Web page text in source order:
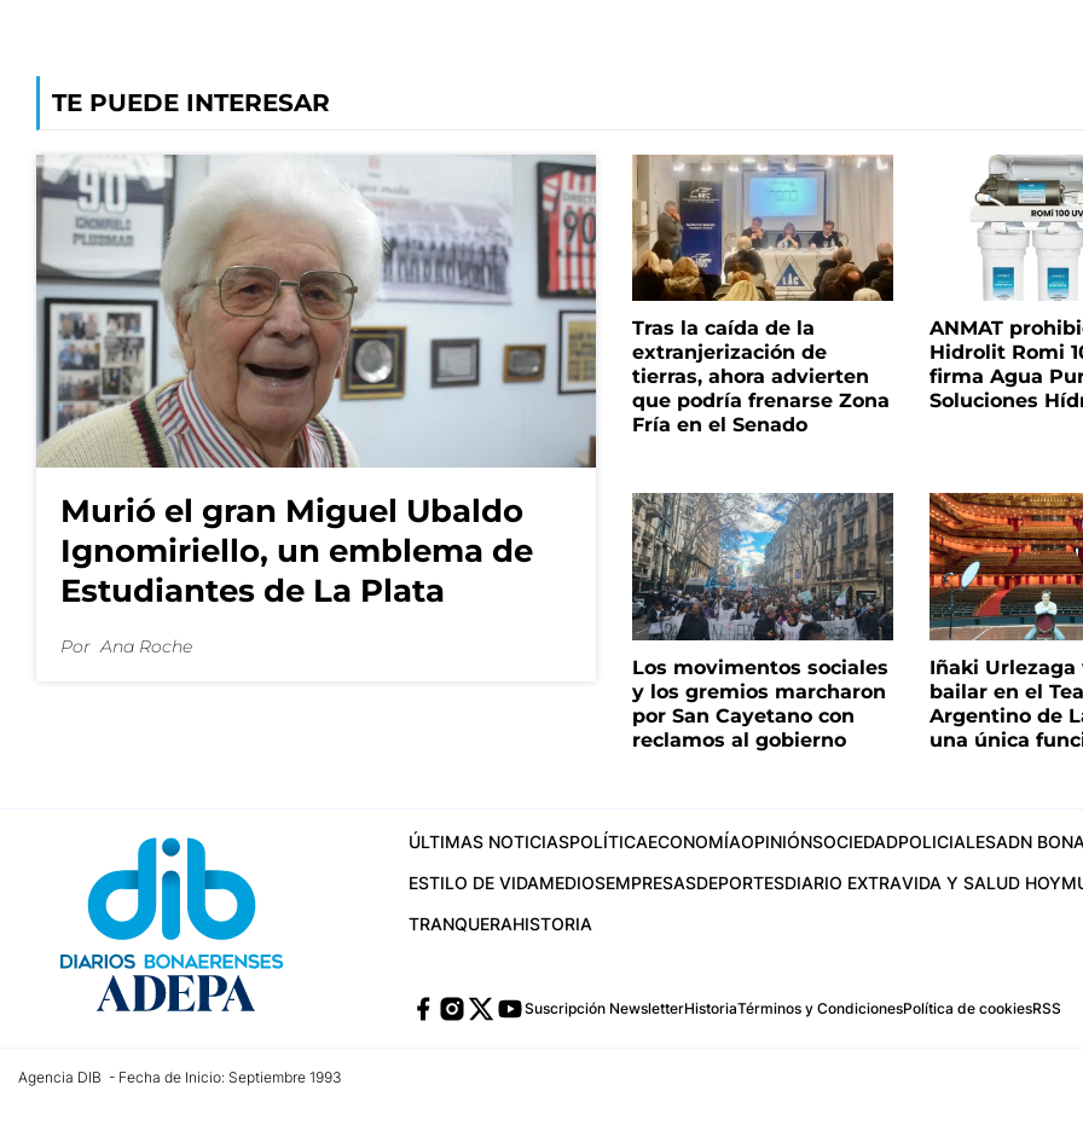
TE PUEDE INTERESAR
Murió el gran Miguel Ubaldo
Ignomiriello, un emblema de
Estudiantes de La Plata
Por Ana Roche
Tras la caída de la
extranjerización de
tierras, ahora advierten
que podría frenarse Zona
Fría en el Senado
ANMAT
Hidrolit Romi
firma Agua
Soluciones
Los movimentos sociales
y los gremios marcharon
por San Cayetano con
reclamos al gobierno
Iñaki Urlezaga
bailar en el
Argentino de
una única
ÚLTIMAS NOTICIASPOLÍTICAECONOMÍAOPINIÓNSOCIEDADPOLICIALESADN
ESTILO DE VIDAMEDIOSEMPRESASDEPORTESDIARIO EXTRAVIDA Y SALUD HOY
TRANQUERAHISTORIA
Suscripción NewsletterHistoriaTérminos y CondicionesPolítica de cookiesRSS
Agencia DIB - Fecha de Inicio: Septiembre 1993